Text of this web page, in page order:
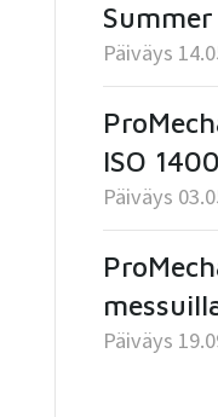
Päiväys
ISO
Päiväys
Päiväys